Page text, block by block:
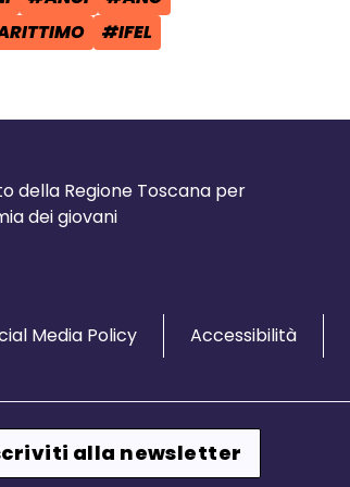
TAG: TAG:
TAG:
#IFEL
della Regione Toscana per
dei giovani
Media Policy Accessibilità
alla newsletter